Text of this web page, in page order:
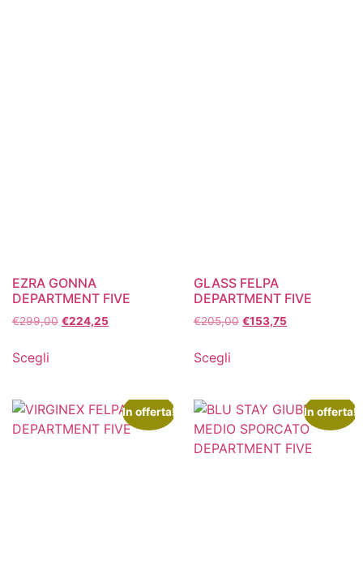
EZRA GONNA
DEPARTMENT FIVE
€299,00 €224,25
Scegli
GLASS FELPA
DEPARTMENT FIVE
€205,00 €153,75
Scegli
In offerta! In offerta!